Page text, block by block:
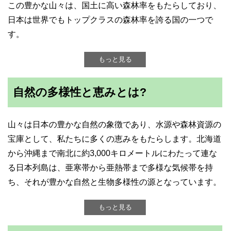
この豊かな山々は、国土に高い森林率をもたらしており、
日本は世界でもトップクラスの森林率を誇る国の一つで
す。
もっと見る
自然の多様性と恵みとは?
山々は日本の豊かな自然の象徴であり、水源や森林資源の
宝庫として、私たちに多くの恵みをもたらします。北海道
から沖縄まで南北に約3,000キロメートルにわたって連な
る日本列島は、亜寒帯から亜熱帯まで多様な気候帯を持
ち、それが豊かな自然と生物多様性の源となっています。
もっと見る